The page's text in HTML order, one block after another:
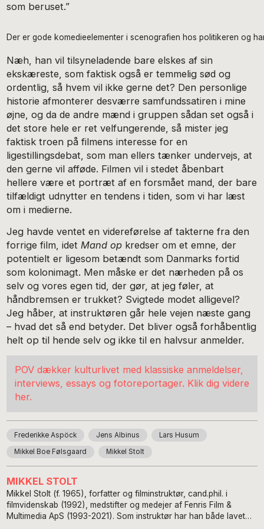
som beruset.”
Der er gode komedieelementer i scenografien hos politikeren og
Næh, han vil tilsyneladende bare elskes af sin
ekskæreste, som faktisk også er temmelig sød og
ordentlig, så hvem vil ikke gerne det? Den personlige
historie afmonterer desværre samfundssatiren i mine
øjne, og da de andre mænd i gruppen sådan set også i
det store hele er ret velfungerende, så mister jeg
faktisk troen på filmens interesse for en
ligestillingsdebat, som man ellers tænker undervejs, at
den gerne vil afføde. Filmen vil i stedet åbenbart
hellere være et portræt af en forsmået mand, der bare
tilfældigt udnytter en tendens i tiden, som vi har læst
om i medierne.
Jeg havde ventet en videreførelse af takterne fra den
forrige film, idetMand op kredser om et emne, der
potentielt er ligesom betændt som Danmarks fortid
som kolonimagt. Men måske er det nærheden på os
selv og vores egen tid, der gør, at jeg føler, at
håndbremsen er trukket? Svigtede modet alligevel?
Jeg håber, at instruktøren går hele vejen næste gang
– hvad det så end betyder. Det bliver også forhåbentlig
helt op til hende selv og ikke til en halvsur anmelder.
POV dækker kulturlivet med klassiske anmeldelser,
interviews, essays og fotoreportager. Klik dig videre
her.
Frederikke Aspöck Jens Albinus Lars Husum
Mikkel Boe Følsgaard Mikkel Stolt
MIKKEL STOLT
Mikkel Stolt (f. 1965), forfatter og filminstruktør, cand.phil. i
filmvidenskab (1992), medstifter og medejer af Fenris Film &
Multimedia ApS (1993-2021). Som instruktør har han både lavet